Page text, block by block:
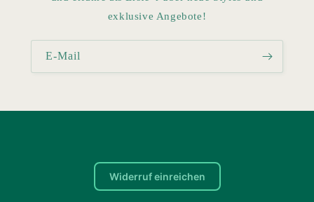
exklusive Angebote!
E-Mail
Widerruf einreichen